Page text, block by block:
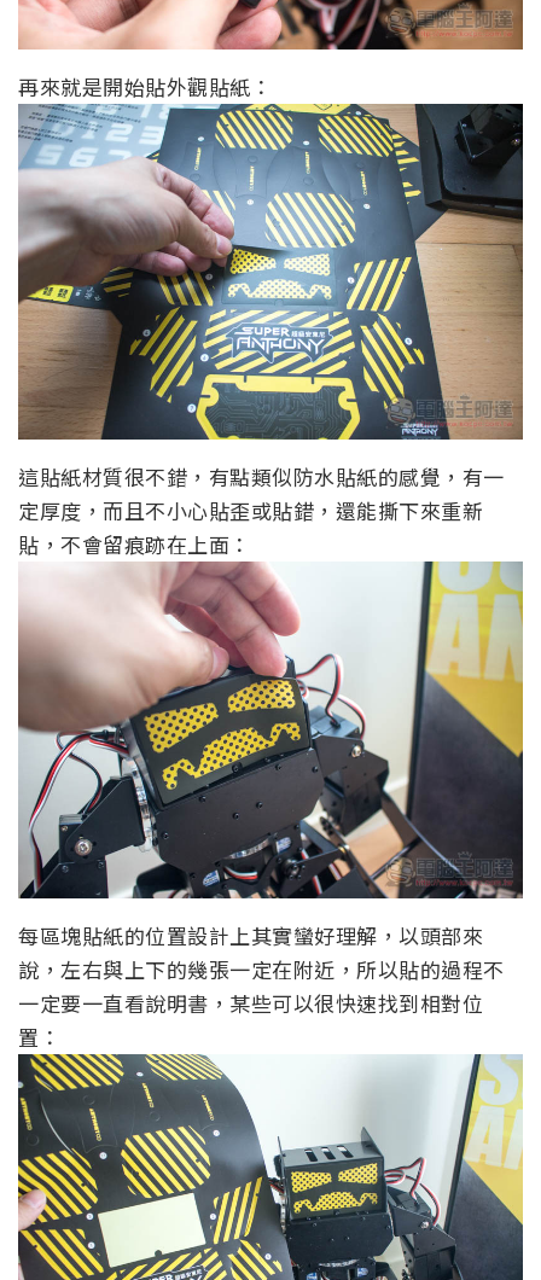
再來就是開始貼外觀貼紙：
這貼紙材質很不錯，有點類似防水貼紙的感覺，有一
定厚度，而且不小心貼歪或貼錯，還能撕下來重新
貼，不會留痕跡在上面：
每區塊貼紙的位置設計上其實蠻好理解，以頭部來
說，左右與上下的幾張一定在附近，所以貼的過程不
一定要一直看說明書，某些可以很快速找到相對位
置：